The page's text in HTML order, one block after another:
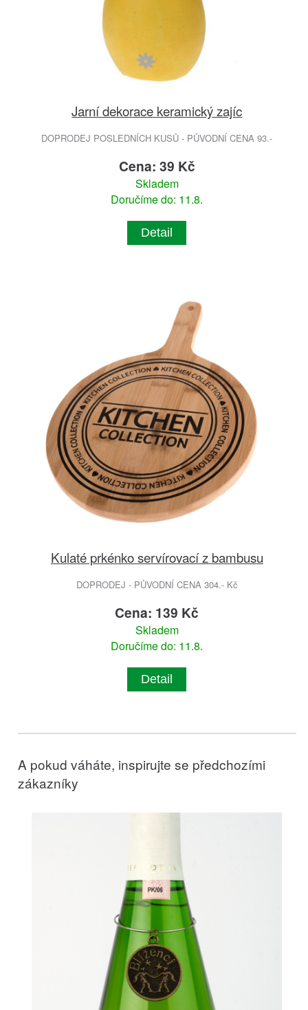
Jarní dekorace keramický zajíc
DOPRODEJ POSLEDNÍCH KUSŮ - PŮVODNÍ CENA 93.-
Cena: 39 Kč
Skladem
Doručíme do: 11.8.
Detail
Kulaté prkénko servírovací z bambusu
DOPRODEJ - PŮVODNÍ CENA 304.- Kč
Cena: 139 Kč
Skladem
Doručíme do: 11.8.
Detail
A pokud váháte, inspirujte se předchozími
zákazníky